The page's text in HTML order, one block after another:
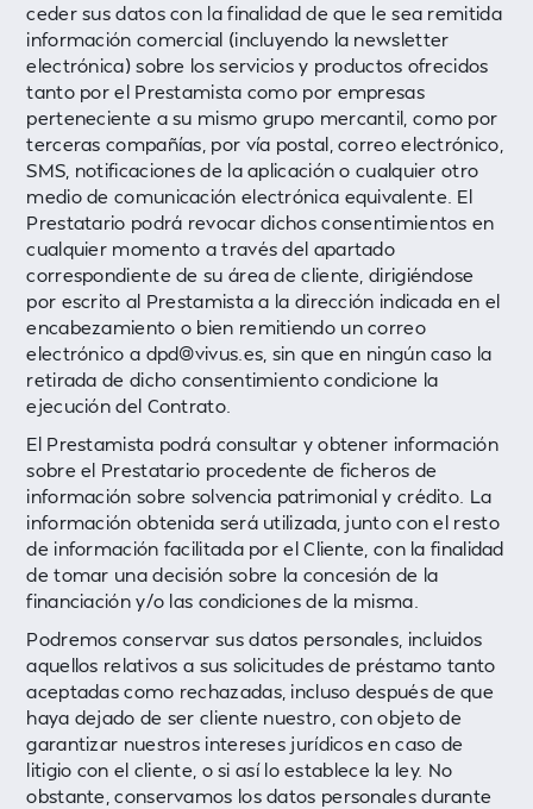
ceder sus datos con la finalidad de que le sea remitida
información comercial (incluyendo la newsletter
electrónica) sobre los servicios y productos ofrecidos
tanto por el Prestamista como por empresas
perteneciente a su mismo grupo mercantil, como por
terceras compañías, por vía postal, correo electrónico,
SMS, notificaciones de la aplicación o cualquier otro
medio de comunicación electrónica equivalente. El
Prestatario podrá revocar dichos consentimientos en
cualquier momento a través del apartado
correspondiente de su área de cliente, dirigiéndose
por escrito al Prestamista a la dirección indicada en el
encabezamiento o bien remitiendo un correo
electrónico a dpd@vivus.es, sin que en ningún caso la
retirada de dicho consentimiento condicione la
ejecución del Contrato.
El Prestamista podrá consultar y obtener información
sobre el Prestatario procedente de ficheros de
información sobre solvencia patrimonial y crédito. La
información obtenida será utilizada, junto con el resto
de información facilitada por el Cliente, con la finalidad
de tomar una decisión sobre la concesión de la
financiación y/o las condiciones de la misma.
‍Podremos conservar sus datos personales, incluidos
aquellos relativos a sus solicitudes de préstamo tanto
aceptadas como rechazadas, incluso después de que
haya dejado de ser cliente nuestro, con objeto de
garantizar nuestros intereses jurídicos en caso de
litigio con el cliente, o si así lo establece la ley. No
obstante, conservamos los datos personales durante